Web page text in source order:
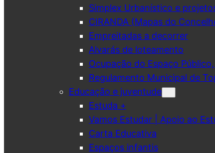
Simplex Urbanístico e
CIRANDA (Mapas do
Empreitadas a decorrer
Alvarás de loteamento
Ocupação do Espaço
Regulamento Municipal de
Educação e juventude
Estuda +
Vamos Estudar | Apoio ao
Carta Educativa
Espaços infantis